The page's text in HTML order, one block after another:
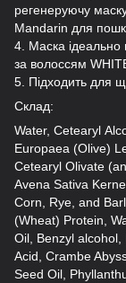
регенеруючу
Mandarin для
4. Маска ідеально
за волоссям
5. Підходить для
Склад:
Water, Cetearyl
Europaea (Olive)
Cetearyl Olivate
Avena Sativa
Corn, Rye, and
(Wheat) Protein,
Oil, Benzyl alcohol,
Acid, Crambe
Seed Oil,